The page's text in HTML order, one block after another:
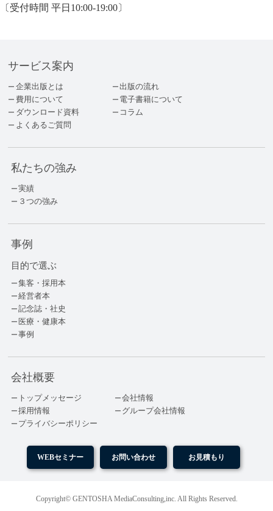
〔受付時間 平日10:00-19:00〕
サービス案内
企業出版とは
出版の流れ
費用について
電子書籍について
ダウンロード資料
コラム
よくあるご質問
私たちの強み
実績
３つの強み
事例
目的で選ぶ
集客・採用本
経営者本
記念誌・社史
医療・健康本
事例
会社概要
トップメッセージ
会社情報
採用情報
グループ会社情報
プライバシーポリシー
WEBセミナー お問い合わせ お見積もり
Copyright© GENTOSHA MediaConsulting,inc. All Rights Reserved.